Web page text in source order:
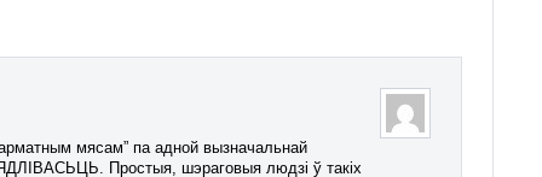
мясам” па адной вызначальнай
Простыя, шэраговыя людзі ў такіх